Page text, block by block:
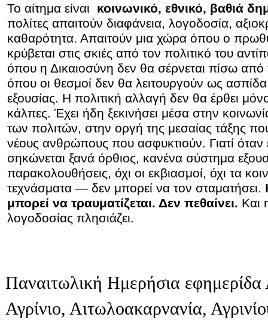
Το αίτημα είναι κοινωνικό, εθνικό, βαθιά
πολίτες απαιτούν διαφάνεια, λογοδοσία,
καθαρότητα. Απαιτούν μια χώρα όπου ο
κρύβεται στις σκιές από τον πολιτικό του
όπου η Δικαιοσύνη δεν θα σέρνεται πίσω από
όπου οι θεσμοί δεν θα λειτουργούν ως
εξουσίας. Η πολιτική αλλαγή δεν θα έρθει
κάλπες. Έχει ήδη ξεκινήσει μέσα στην
των πολιτών, στην οργή της μεσαίας τάξης
νέους ανθρώπους που ασφυκτιούν. Γιατί όταν
σηκώνεται ξανά όρθιος, κανένα σύστημα
παρακολουθήσεις, όχι οι εκβιασμοί, όχι τα
τεχνάσματα — δεν μπορεί να τον σταματήσει.
μπορεί να τραυματίζεται. Δεν πεθαίνει. Και
λογοδοσίας πλησιάζει.
Παναιτωλική Ημερήσια εφημερίδα
Αγρίνιο, Αιτωλοακαρνανία,